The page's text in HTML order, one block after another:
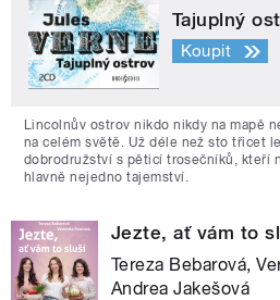
Tajuplný
Koupit
Lincolnův ostrov nikdo nikdy na mapě
na celém světě. Už déle než sto třicet
dobrodružství s pěticí trosečníků, kteří
hlavně nejedno tajemství.
Jezte, ať vám to
Tereza Bebarová,
Andrea Jakešová